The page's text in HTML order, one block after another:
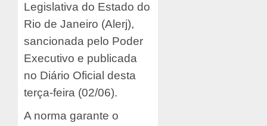
Legislativa do Estado do
Rio de Janeiro (Alerj),
sancionada pelo Poder
Executivo e publicada
no Diário Oficial desta
terça-feira (02/06).
A norma garante o